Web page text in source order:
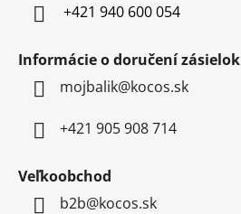
+421 940 600 054
Informácie o doručení zásielok
mojbalik@kocos.sk
+421 905 908 714
Veľkoobchod
b2b@kocos.sk